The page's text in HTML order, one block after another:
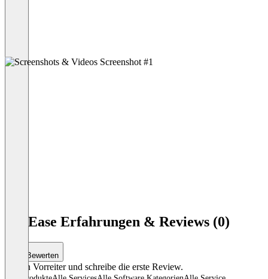
TopEase Erfahrungen & Reviews (0)
Bewerten
Sei ein Vorreiter und schreibe die erste Review.